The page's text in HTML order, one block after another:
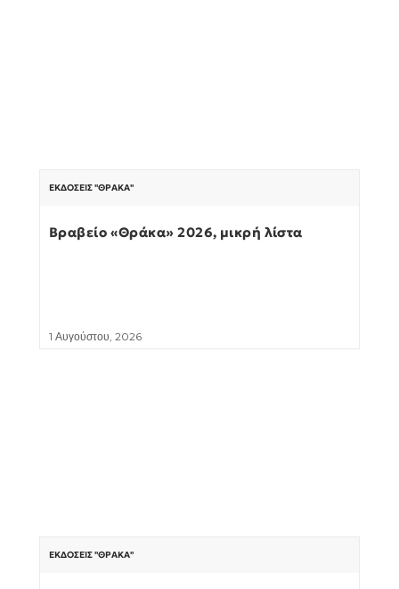
ΕΚΔΌΣΕΙΣ "ΘΡΆΚΑ"
Βραβείο «Θράκα» 2026, μικρή λίστα
1 Αυγούστου, 2026
ΕΚΔΌΣΕΙΣ "ΘΡΆΚΑ"